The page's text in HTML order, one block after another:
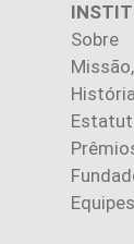
Sobre
História
Equipes